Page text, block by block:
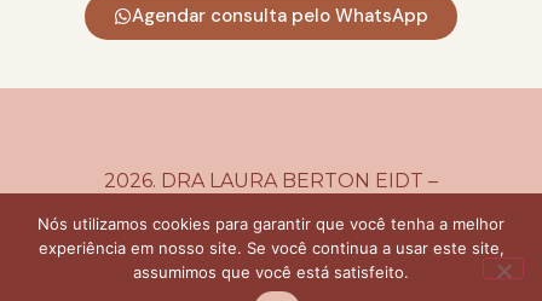
Agendar consulta pelo WhatsApp
2026. DRA LAURA BERTON EIDT –
(endocrinologia e metabologia)
Todos os direitos reservados.Política de
. Site desenvolvido por
Nós utilizamos cookies para garantir que você tenha a melhor
experiência em nosso site. Se você continua a usar este site,
assumimos que você está satisfeito.